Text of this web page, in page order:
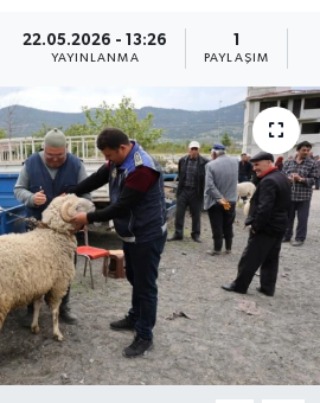
22.05.2026 - 13:26
YAYINLANMA
1
PAYLAŞIM